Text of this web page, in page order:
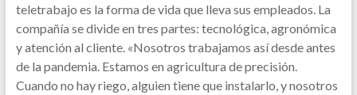
teletrabajo es la forma de vida que lleva sus empleados. La
compañía se divide en tres partes: tecnológica, agronómica
y atención al cliente. «Nosotros trabajamos así desde antes
de la pandemia. Estamos en agricultura de precisión.
Cuando no hay riego, alguien tiene que instalarlo, y nosotros